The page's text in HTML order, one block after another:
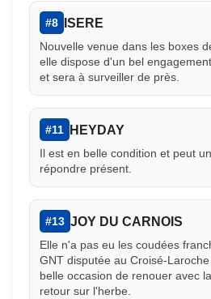
#8 ISERE
Nouvelle venue dans les boxes
elle dispose d'un bel
et sera à surveiller de près.
#11 HEYDAY
Il est en belle condition et peut
répondre présent.
#13 JOY DU CARNOIS
Elle n'a pas eu les coudées
GNT disputée au Croisé-
belle occasion de renouer avec
retour sur l'herbe.